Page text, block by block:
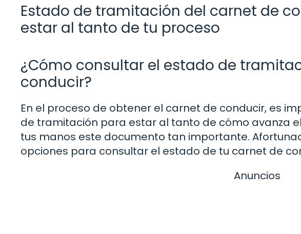
Estado de tramitación del carnet de
estar al tanto de tu proceso
¿Cómo consultar el estado de
conducir?
En el proceso de obtener el carnet de conducir, es
de tramitación para estar al tanto de cómo avanza
tus manos este documento tan importante.
opciones para consultar el estado de tu carnet de
Anuncios